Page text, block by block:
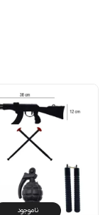
ناموجود